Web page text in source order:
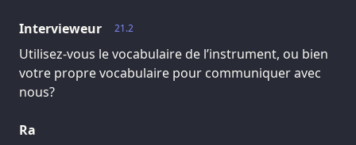
21.2
Intervieweur
Utilisez-vous le vocabulaire de l’instrument, ou bien
votre propre vocabulaire pour communiquer avec
nous?
Ra